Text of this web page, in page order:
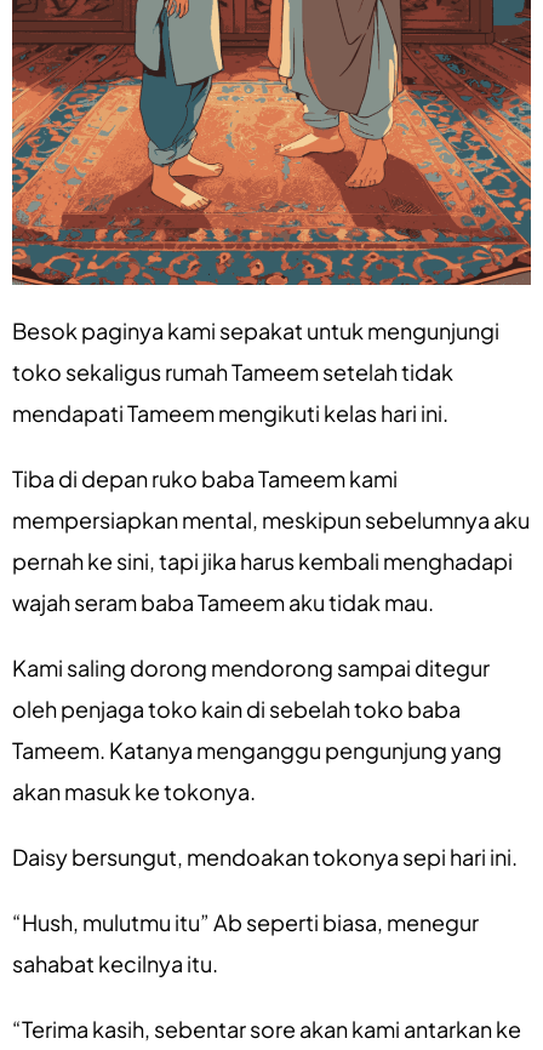
Besok paginya kami sepakat untuk mengunjungi
toko sekaligus rumah Tameem setelah tidak
mendapati Tameem mengikuti kelas hari ini.
Tiba di depan ruko baba Tameem kami
mempersiapkan mental, meskipun sebelumnya aku
pernah ke sini, tapi jika harus kembali menghadapi
wajah seram baba Tameem aku tidak mau.
Kami saling dorong mendorong sampai ditegur
oleh penjaga toko kain di sebelah toko baba
Tameem. Katanya menganggu pengunjung yang
akan masuk ke tokonya.
Daisy bersungut, mendoakan tokonya sepi hari ini.
“Hush, mulutmu itu” Ab seperti biasa, menegur
sahabat kecilnya itu.
“Terima kasih, sebentar sore akan kami antarkan ke